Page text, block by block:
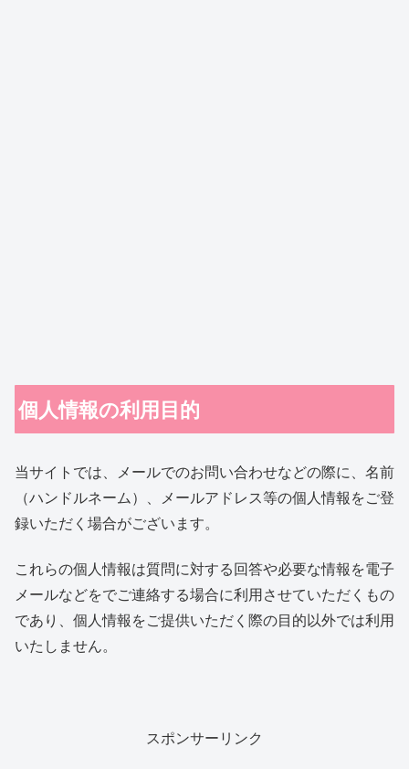
個人情報の利用目的
当サイトでは、メールでのお問い合わせなどの際に、名前
（ハンドルネーム）、メールアドレス等の個人情報をご登
録いただく場合がございます。
これらの個人情報は質問に対する回答や必要な情報を電子
メールなどをでご連絡する場合に利用させていただくもの
であり、個人情報をご提供いただく際の目的以外では利用
いたしません。
スポンサーリンク